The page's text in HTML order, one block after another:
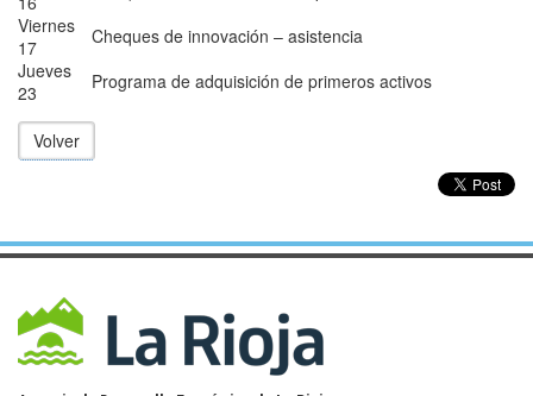
Viernes
17
Cheques de innovación – asistencia
Jueves
23
Programa de adquisición de primeros activos
Volver